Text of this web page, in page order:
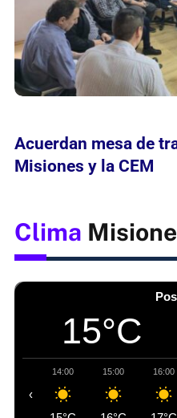
Acuerdan mesa de
Misiones y la CEM
Clima
15°C
14:00 15:00 16:00
‹